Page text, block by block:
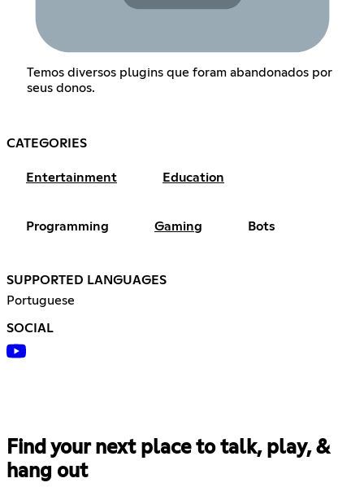
Temos diversos plugins que foram abandonados por
seus donos.
CATEGORIES
Entertainment Education
Programming Gaming Bots
SUPPORTED LANGUAGES
Portuguese
SOCIAL
Find your next place to talk, play, &
hang out